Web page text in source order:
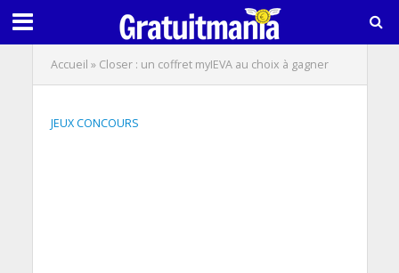
Accueil » Closer : un coffret myIEVA au choix à gagner
JEUX CONCOURS